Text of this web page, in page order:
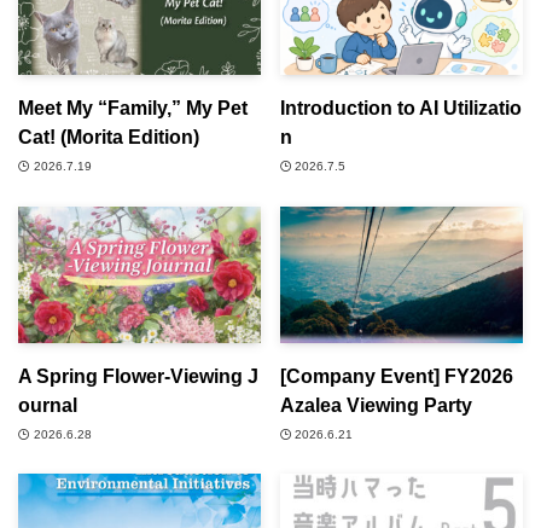
Meet My “Family,” My Pet
Cat! (Morita Edition)
2026.7.19
Introduction to AI Utilizatio
n
2026.7.5
A Spring Flower-Viewing J
ournal
2026.6.28
[Company Event] FY2026
Azalea Viewing Party
2026.6.21